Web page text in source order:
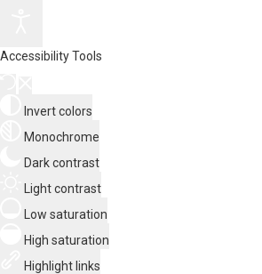
Accessibility Tools
Invert colors
Monochrome
Dark contrast
Light contrast
Low saturation
High saturation
Highlight links